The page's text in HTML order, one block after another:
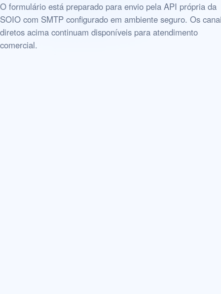
O formulário está preparado para envio pela API própria da
SOIO com SMTP configurado em ambiente seguro. Os
diretos acima continuam disponíveis para atendimento
comercial.